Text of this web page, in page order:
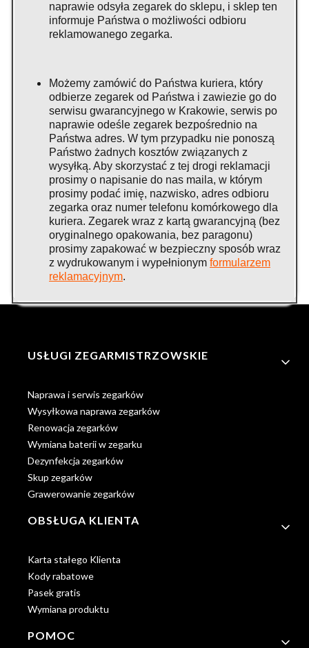
naprawie odsyła zegarek do sklepu, i sklep ten
informuje Państwa o możliwości odbioru
reklamowanego zegarka.
Możemy zamówić do Państwa kuriera, który
odbierze zegarek od Państwa i zawiezie go do
serwisu gwarancyjnego w Krakowie, serwis po
naprawie odeśle zegarek bezpośrednio na
Państwa adres. W tym przypadku nie ponoszą
Państwo żadnych kosztów związanych z
wysyłką. Aby skorzystać z tej drogi reklamacji
prosimy o napisanie do nas maila, w którym
prosimy podać imię, nazwisko, adres odbioru
zegarka oraz numer telefonu komórkowego dla
kuriera. Zegarek wraz z kartą gwarancyjną (bez
oryginalnego opakowania, bez paragonu)
prosimy zapakować w bezpieczny sposób wraz
z wydrukowanym i wypełnionym formularzem
reklamacyjnym.
Linki w stopce
USŁUGI ZEGARMISTRZOWSKIE
Naprawa i serwis zegarków
Wysyłkowa naprawa zegarków
Renowacja zegarków
Wymiana baterii w zegarku
Dezynfekcja zegarków
Skup zegarków
Grawerowanie zegarków
OBSŁUGA KLIENTA
Karta stałego Klienta
Kody rabatowe
Pasek gratis
Wymiana produktu
POMOC